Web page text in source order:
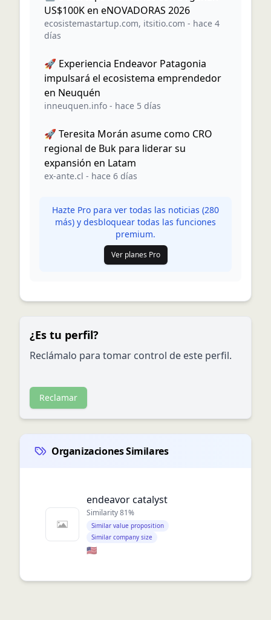
US$100K en eNOVADORAS 2026
ecosistemastartup.com, itsitio.com - hace 4
días
🚀 Experiencia Endeavor Patagonia
impulsará el ecosistema emprendedor
en Neuquén
inneuquen.info - hace 5 días
🚀 Teresita Morán asume como CRO
regional de Buk para liderar su
expansión en Latam
ex-ante.cl - hace 6 días
Hazte Pro para ver todas las noticias (280
más) y desbloquear todas las funciones
premium.
Ver planes Pro
¿Es tu perfil?
Reclámalo para tomar control de este perfil.
Reclamar
Organizaciones Similares
endeavor catalyst
Similarity81%
Similar value proposition
Similar company size
🇺🇸